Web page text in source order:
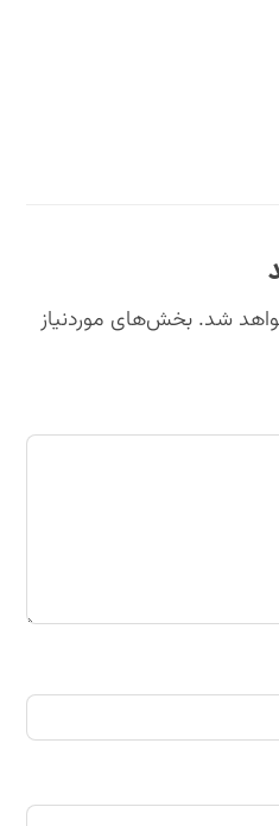
شد. بخش‌های موردنیاز